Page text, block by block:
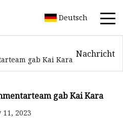
Deutsch
gab Kai Kara
Nachricht
gab Kai Kara
11, 2023